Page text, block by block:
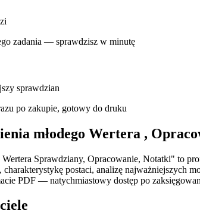
zadania — sprawdzisz w minutę
sprawdzian
po zakupie, gotowy do druku
młodego Wertera ,
Wertera Sprawdziany, Opracowanie, Notatki" to
charakterystykę postaci, analizę najważniejszych
PDF — natychmiastowy dostęp po